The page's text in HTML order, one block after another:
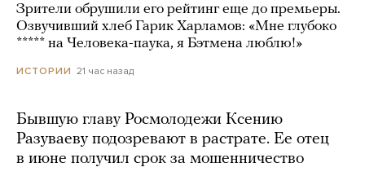
Зрители обрушили его рейтинг еще до премьеры.
Озвучивший хлеб Гарик Харламов: «Мне глубоко
***** на Человека-паука, я Бэтмена люблю!»
ИСТОРИИ 21 час назад
Бывшую главу Росмолодежи Ксению
Разуваеву подозревают в растрате. Ее отец
в июне получил срок за мошенничество